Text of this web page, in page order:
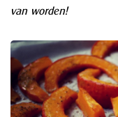
van worden!